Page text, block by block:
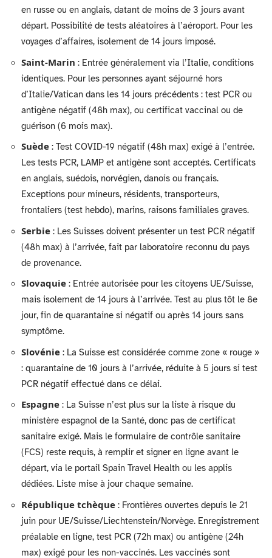
en russe ou en anglais, datant de moins de 3 jours avant
départ. Possibilité de tests aléatoires à l’aéroport. Pour les
voyages d’affaires, isolement de 14 jours imposé.
Saint-Marin : Entrée généralement via l’Italie, conditions
identiques. Pour les personnes ayant séjourné hors
d’Italie/Vatican dans les 14 jours précédents : test PCR ou
antigène négatif (48h max), ou certificat vaccinal ou de
guérison (6 mois max).
Suède : Test COVID-19 négatif (48h max) exigé à l’entrée.
Les tests PCR, LAMP et antigène sont acceptés. Certificats
en anglais, suédois, norvégien, danois ou français.
Exceptions pour mineurs, résidents, transporteurs,
frontaliers (test hebdo), marins, raisons familiales graves.
Serbie : Les Suisses doivent présenter un test PCR négatif
(48h max) à l’arrivée, fait par laboratoire reconnu du pays
de provenance.
Slovaquie : Entrée autorisée pour les citoyens UE/Suisse,
mais isolement de 14 jours à l’arrivée. Test au plus tôt le 8e
jour, fin de quarantaine si négatif ou après 14 jours sans
symptôme.
Slovénie : La Suisse est considérée comme zone « rouge »
: quarantaine de 10 jours à l’arrivée, réduite à 5 jours si test
PCR négatif effectué dans ce délai.
Espagne : La Suisse n’est plus sur la liste à risque du
ministère espagnol de la Santé, donc pas de certificat
sanitaire exigé. Mais le formulaire de contrôle sanitaire
(FCS) reste requis, à remplir et signer en ligne avant le
départ, via le portail Spain Travel Health ou les applis
dédiées. Liste mise à jour chaque semaine.
République tchèque : Frontières ouvertes depuis le 21
juin pour UE/Suisse/Liechtenstein/Norvège. Enregistrement
préalable en ligne, test PCR (72h max) ou antigène (24h
max) exigé pour les non-vaccinés. Les vaccinés sont